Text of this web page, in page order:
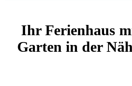
Ihr Ferienhaus
Garten in der